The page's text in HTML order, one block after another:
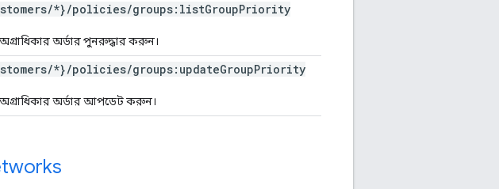
/*}/policies/groups:listGroupPriority
অর্ডার পুনরুদ্ধার করুন।
/*}/policies/groups:updateGroupPriority
অর্ডার আপডেট করুন।